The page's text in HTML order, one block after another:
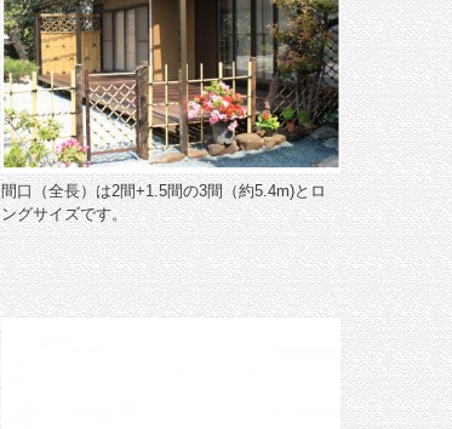
間口（全長）は2間+1.5間の3間（約5.4m)とロ
ングサイズです。